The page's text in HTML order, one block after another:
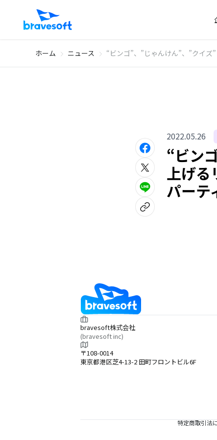
ホーム ニュース “ビンゴ”、”じゃんけん”、”クイ
2022.05.26
“ビン
上げる
パーテ
bravesoft株式会社
(bravesoft inc)
〒108-0014
東京都港区芝4-13-2 田町フロントビル6F
特定商取引法